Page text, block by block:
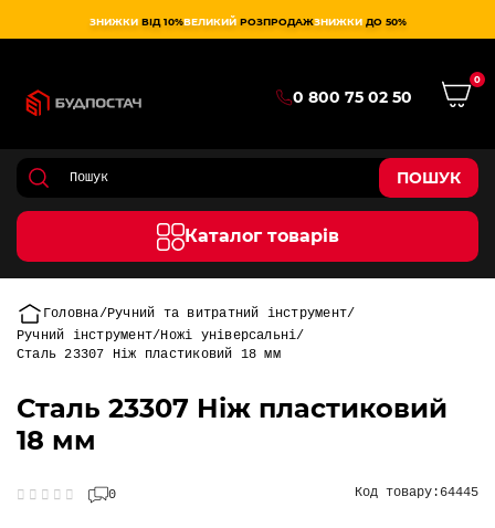
ЗНИЖКИ ВІД 10%ВЕЛИКИЙ РОЗПРОДАЖЗНИЖКИ ДО 50%
0 800 75 02 50
0
ПОШУК
Каталог товарів
Головна Ручний та витратний інструмент
Ручний інструмент Ножі універсальні
Сталь 23307 Ніж пластиковий 18 мм
Сталь 23307 Ніж пластиковий
18 мм
0 Код товару: 64445